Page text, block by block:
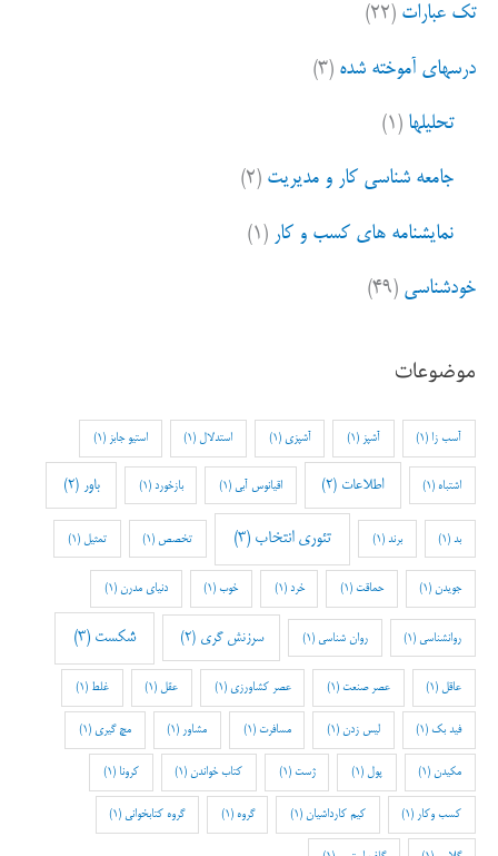
تک عبارات (۲۲)
درسهای آموخته شده (۳)
تحلیلها (۱)
جامعه شناسی کار و مدیریت (۲)
نمایشنامه های کسب و کار (۱)
خودشناسی (۴۹)
موضوعات
آسب زا (1) آشپز (1) آشپزی (1) استدلال (1) استیو جابز (1)
اشتباه (1) اطلاعات (2) اقیانوس آبی (1) بازخورد (1) باور (2)
بد(1) برند (1) تئوری انتخاب (3) تخصص (1) تمثیل (1)
جویدن (1) حماقت (1) خرد (1) خوب(1) دنیای مدرن (1)
روانشناسی (1) روان شناسی (1) سرزنش گری (2) شکست (3)
عاقل (1) عصر صنعت (1) عصر کشاورزی (1) عقل (1) غلط (1)
فید بک(1) لیس زدن (1) مسافرت (1) مشاور (1) مچ گیری (1)
مکیدن (1) پول (1) ژست (1) کتاب خواندن (1) کرونا (1)
کسب وکار (1) کیم کارداشیان (1) گروه (1) گروه کتابخوانی (1)